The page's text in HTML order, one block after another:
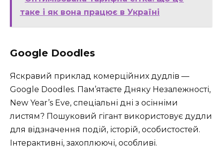
таке і як вона працює в Україні
Google Doodles
Яскравий приклад комерційних дудлів —
Google Doodles. Пам’ятаєте Дняку Незалежності,
New Year’s Eve, спеціальні дні з осінніми
листям? Пошуковий гігант використовує дудли
для відзначення подій, історій, особистостей.
Інтерактивні, захоплюючі, особливі.